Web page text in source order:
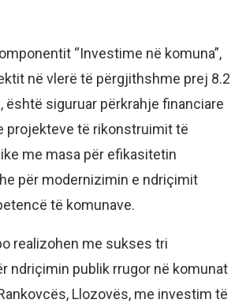
“Investime në komuna”,
në vlerë të përgjithshme prej 8.2
është siguruar përkrahje financiare
projekteve të rikonstruimit të
me masa për efikasitetin
për modernizimin e ndriçimit
të komunave.
realizohen me sukses tri
ndriçimin publik rrugor në komunat
Llozovës, me investim të